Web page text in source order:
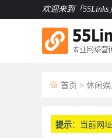
欢迎来到「55Links」
 首页 > 休闲娱
提示：当前网